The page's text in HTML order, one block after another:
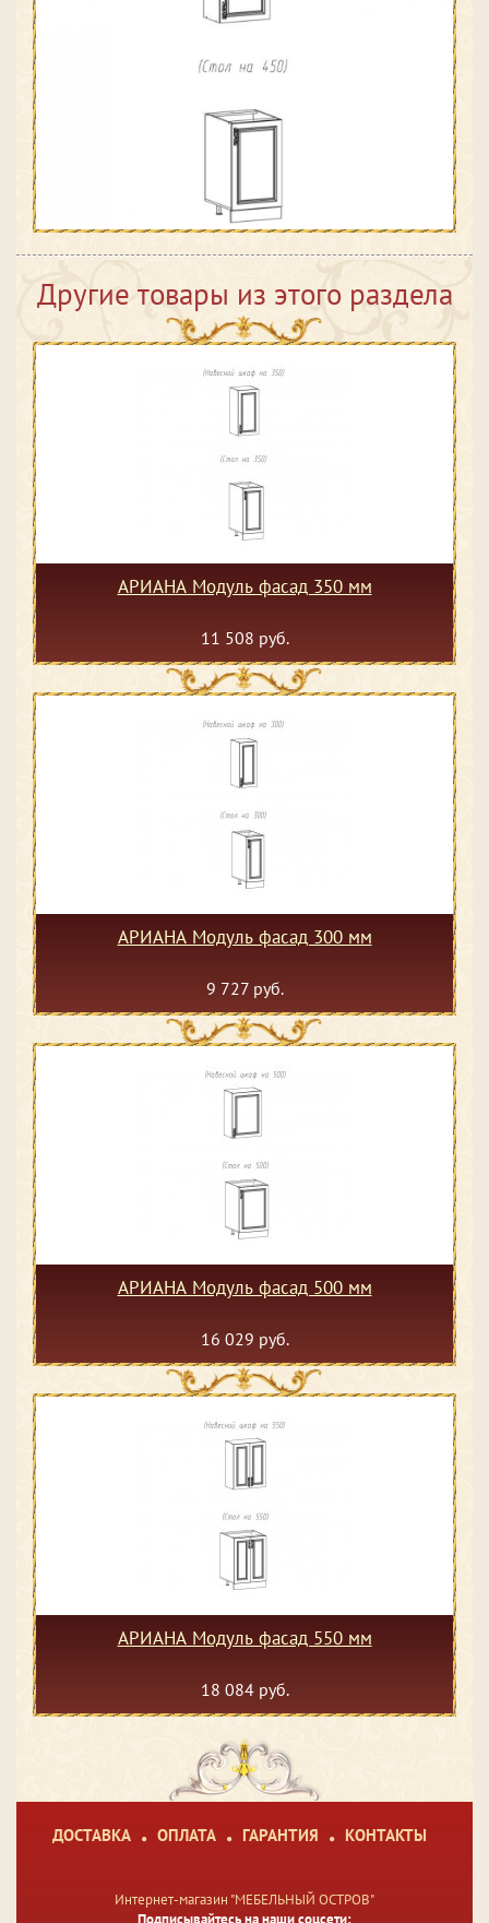
Другие товары из этого раздела
АРИАНА Модуль фасад 350 мм
11 508 руб.
АРИАНА Модуль фасад 300 мм
9 727 руб.
АРИАНА Модуль фасад 500 мм
16 029 руб.
АРИАНА Модуль фасад 550 мм
18 084 руб.
ДОСТАВКА ОПЛАТА ГАРАНТИЯ КОНТАКТЫ
Интернет-магазин "МЕБЕЛЬНЫЙ ОСТРОВ"
Подписывайтесь на наши соцсети: